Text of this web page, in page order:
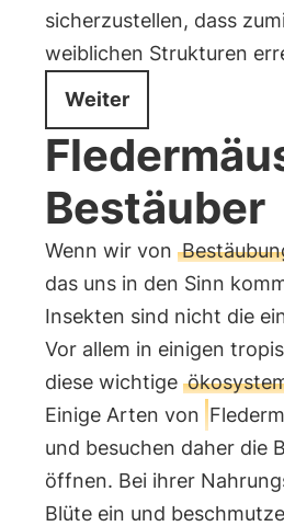
sicherzustellen, dass
weiblichen Strukturen
Weiter
Bestäuber
Wenn wir von
das uns in den Sinn
Insekten sind nicht die
Vor allem in einigen
diese wichtige
Einige Arten von
und besuchen daher die
öffnen. Bei ihrer
Blüte ein und